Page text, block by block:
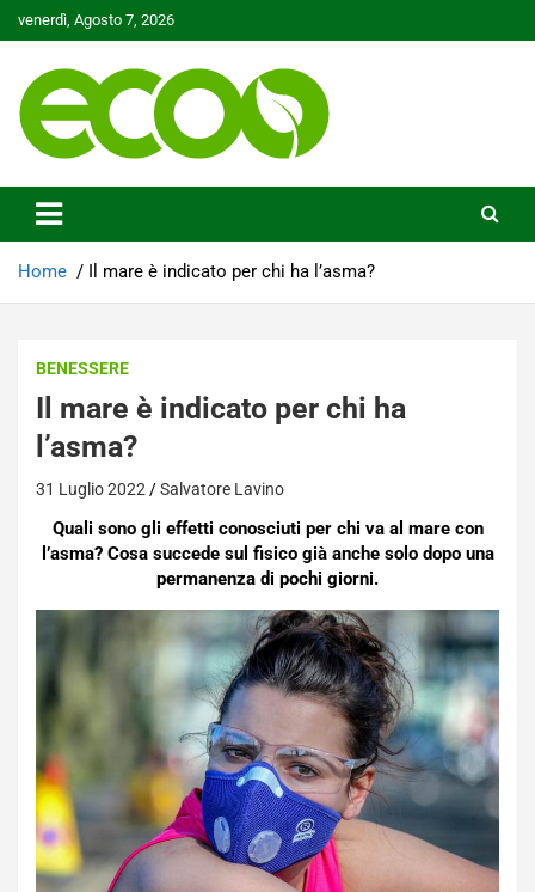
to
venerdì, Agosto 7, 2026
Ecoo.it
Home Il mare è indicato per chi ha l’asma?
BENESSERE
Il mare è indicato per chi ha
l’asma?
31 Luglio 2022 Salvatore Lavino
Quali sono gli effetti conosciuti per chi va al mare con
l’asma? Cosa succede sul fisico già anche solo dopo una
permanenza di pochi giorni.